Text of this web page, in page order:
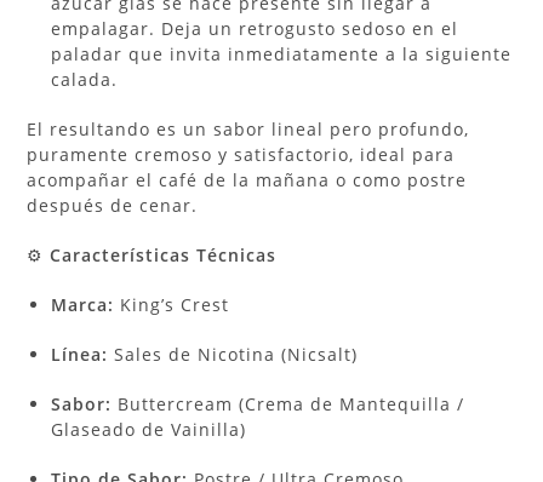
empalagar. Deja un retrogusto sedoso en el
paladar que invita inmediatamente a la siguiente
calada.
El resultando es un sabor lineal pero profundo,
puramente cremoso y satisfactorio, ideal para
acompañar el café de la mañana o como postre
después de cenar.
⚙️Características Técnicas
Marca: King’s Crest
Línea: Sales de Nicotina (Nicsalt)
Sabor: Buttercream (Crema de Mantequilla /
Glaseado de Vainilla)